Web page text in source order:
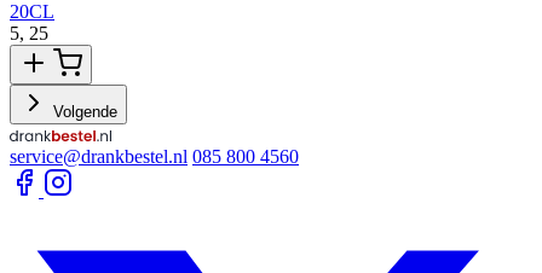
20CL
5, 25
Volgende
service@drankbestel.nl 085 800 4560